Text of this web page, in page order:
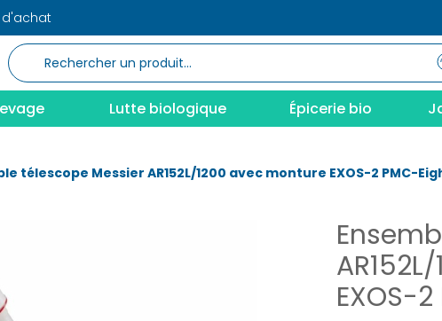
d'achat
Lutte biologique Épicerie bio
télescope Messier AR152L/1200 avec monture EXOS-2 PMC-
EXOS-